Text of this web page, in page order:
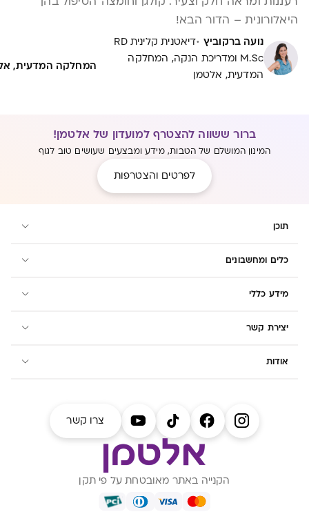
היאלורונית – הדור הבא!
נועה ברקוביץ ·
דיאטנית קלינית RD
M.Sc ומדריכת הנקה, המחלקה
המדעית, אלטמן
המחלקה המדעית,
ברור ששווה להצטרף למועדון של אלטמן!
המינון המושלם של הטבות, מידע ומבצעים שעושים טוב לגוף
לפרטים והצטרפות
תוכן
כלים ומחשבונים
מידע כללי
יצירת קשר
אודות
צרו קשר
הקנייה באתר מאובטחת על פי תקן